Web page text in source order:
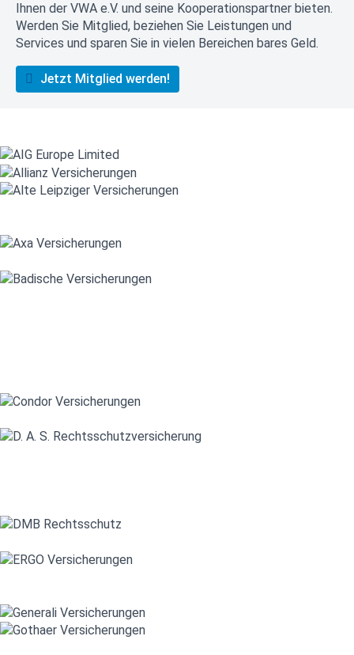
Ihnen der VWA e.V. und seine Kooperationspartner bieten.
Werden Sie Mitglied, beziehen Sie Leistungen und
Services und sparen Sie in vielen Bereichen bares Geld.
Jetzt Mitglied werden!